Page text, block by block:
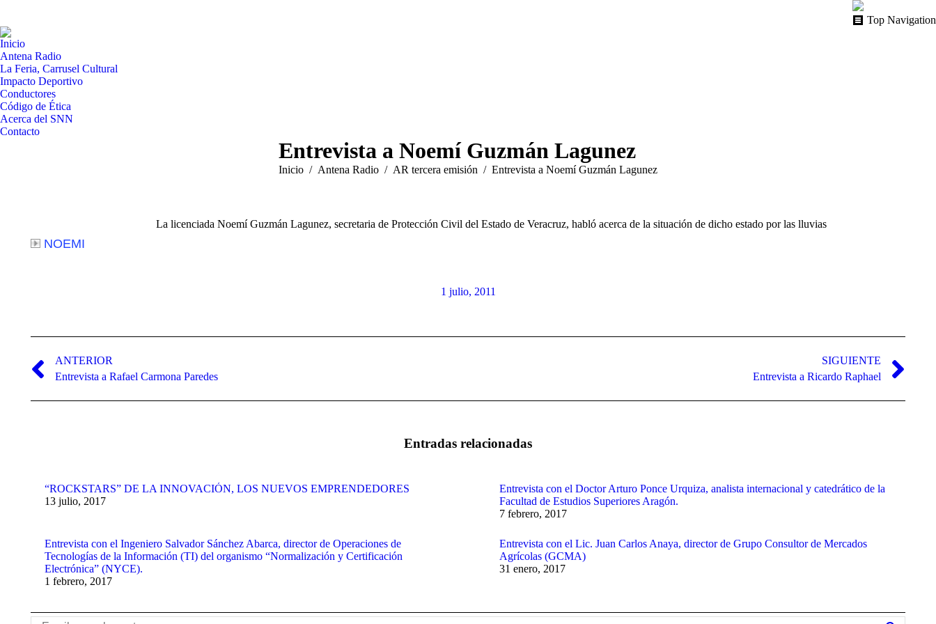
Top Navigation
Inicio
Antena Radio
La Feria, Carrusel Cultural
Impacto Deportivo
Conductores
Código de Ética
Acerca del SNN
Contacto
Entrevista a Noemí Guzmán Lagunez
Estás aquí:
Inicio Antena Radio AR tercera emisión Entrevista a Noemí Guzmán Lagunez
La licenciada Noemí Guzmán Lagunez, secretaria de Protección Civil del Estado de Veracruz, habló acerca de la situación de dicho estado por las lluvias
NOEMI
1 julio, 2011
entre
publicaciones
ANTERIOR
Publicación
Entrevista a Rafael Carmona Paredes
SIGUIENTE
Entrevista a Ricardo Raphael
Entradas relacionadas
“ROCKSTARS” DE LA INNOVACIÓN, LOS NUEVOS EMPRENDEDORES
13 julio, 2017
Entrevista con el Doctor Arturo Ponce Urquiza, analista internacional y catedrático de la
Facultad de Estudios Superiores Aragón.
7 febrero, 2017
Entrevista con el Ingeniero Salvador Sánchez Abarca, director de Operaciones de
Tecnologías de la Información (TI) del organismo “Normalización y Certificación
Electrónica” (NYCE).
1 febrero, 2017
Entrevista con el Lic. Juan Carlos Anaya, director de Grupo Consultor de Mercados
Agrícolas (GCMA)
31 enero, 2017